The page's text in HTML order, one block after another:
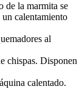
de la marmita se
calentamiento
al
chispas. Disponen
calentado.